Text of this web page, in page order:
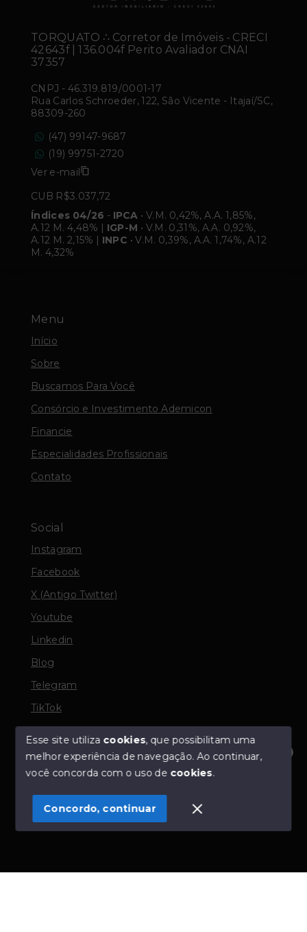
Olá! Estamos disponíveis para te ajudar.
Menu
Início
Sobre
Buscamos Para Você
Consórcio e Investimento Ademicon
Financie
Especialidades Profissionais
Contato
Social
Instagram
Facebook
X (Antigo Twitter)
Youtube
Linkedin
Blog
Telegram
TikTok
© Copyright 2026 - TORQUATO ∴ Corretor de Imóveis
- CRECI 42643f | 136.004f Perito Avaliador CNAI 37357
SITE PARA IMOBILIARIA
TORQUATO ∴ Corretor de Imóveis - CRECI
42643f | 136.004f Perito Avaliador CNAI
37357
CNPJ - 46.319.819/0001-17
Rua Carlos Schroeder, 122, São Vicente - Itajaí/SC,
88309-260
(47) 99147-9687
(19) 99751-2720
Ver e-mail
CUB R$3.037,72
Índices 04/26 - IPCA • V.M. 0,42%, A.A. 1,85%,
A.12 M. 4,48% | IGP-M • V.M. 0,31%, A.A. 0,92%,
A.12 M. 2,15% | INPC • V.M. 0,39%, A.A. 1,74%, A.12
M. 4,32%
Esse site utiliza cookies, que possibilitam uma
melhor experiência de navegação.Ao continuar,
você concorda com o uso de cookies.
Concordo, continuar